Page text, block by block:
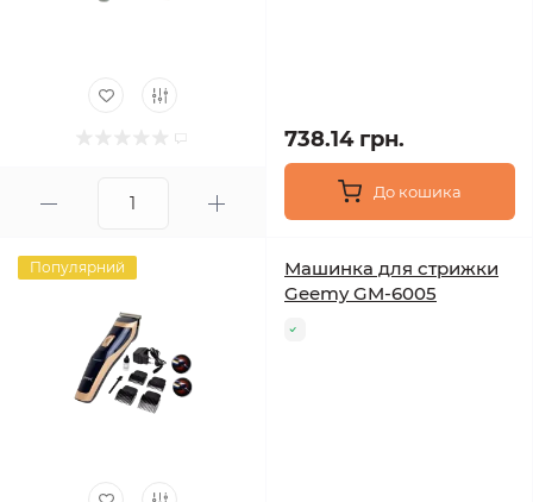
738.14 грн.
До кошика
Популярний
Машинка для стрижки
Geemy GM-6005